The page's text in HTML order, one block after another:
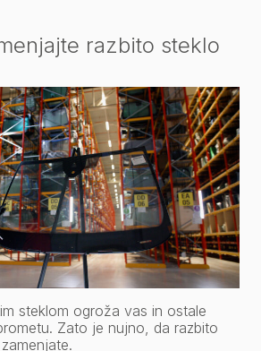
razbito steklo
steklom ogroža vas in ostale
Zato je nujno, da razbito